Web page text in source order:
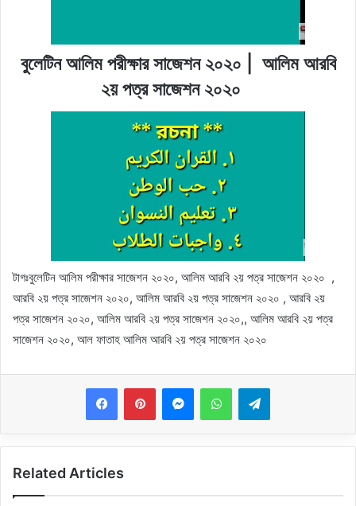
বুলেটিন আলিম পরীক্ষার সাজেশন ২০২০ | আলিম আরবি
২য় পত্র সাজেশন ২০২০
টাগঃবুলেটিন আলিম পরীক্ষার সাজেশন ২০২০, আলিম আরবি ২য় পত্র সাজেশন ২০২০ ,
আরবি ২য় পত্র সাজেশন ২০২০, আলিম আরবি ২য় পত্র সাজেশন ২০২০ , আরবি ২য়
পত্র সাজেশন ২০২০, আলিম আরবি ২য় পত্র সাজেশন ২০২০,, আলিম আরবি ২য় পত্র
সাজেশন ২০২০, আল ফাতাহ আলিম আরবি ২য় পত্র সাজেশন ২০২০
MessengerWhatsAppTelegram
Related Articles